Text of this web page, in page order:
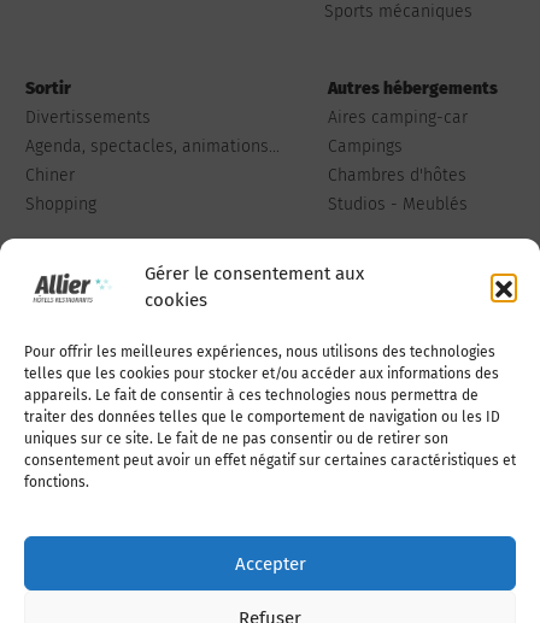
Gérer le consentement aux
cookies
Pour offrir les meilleures expériences, nous utilisons des technologies
telles que les cookies pour stocker et/ou accéder aux informations des
appareils. Le fait de consentir à ces technologies nous permettra de
traiter des données telles que le comportement de navigation ou les ID
uniques sur ce site. Le fait de ne pas consentir ou de retirer son
consentement peut avoir un effet négatif sur certaines caractéristiques et
fonctions.
Accepter
Refuser
Sports mécaniques
Sortir
Divertissements
Agenda, spectacles, animations...
Chiner
Shopping
Autres hébergements
Aires camping-car
Campings
Chambres d'hôtes
Studios - Meublés
Qui sommes-nous Publiez votre annonce
Adhérer à l’association Nous contacter
Politique de cookies (UE)